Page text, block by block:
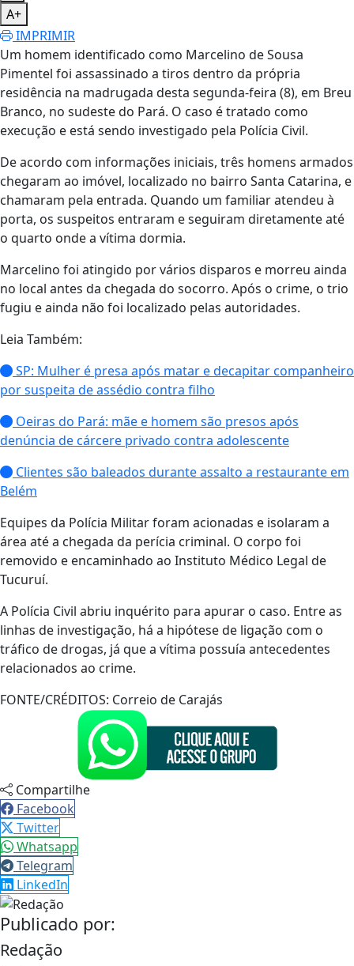
A+
IMPRIMIR
Um homem identificado como Marcelino de Sousa
Pimentel foi assassinado a tiros dentro da própria
residência na madrugada desta segunda-feira (8), em Breu
Branco, no sudeste do Pará. O caso é tratado como
execução e está sendo investigado pela Polícia Civil.
De acordo com informações iniciais, três homens armados
chegaram ao imóvel, localizado no bairro Santa Catarina, e
chamaram pela entrada. Quando um familiar atendeu à
porta, os suspeitos entraram e seguiram diretamente até
o quarto onde a vítima dormia.
Marcelino foi atingido por vários disparos e morreu ainda
no local antes da chegada do socorro. Após o crime, o trio
fugiu e ainda não foi localizado pelas autoridades.
Leia Também:
SP: Mulher é presa após matar e decapitar companheiro
por suspeita de assédio contra filho
Oeiras do Pará: mãe e homem são presos após
denúncia de cárcere privado contra adolescente
Clientes são baleados durante assalto a restaurante em
Belém
Equipes da Polícia Militar foram acionadas e isolaram a
área até a chegada da perícia criminal. O corpo foi
removido e encaminhado ao Instituto Médico Legal de
Tucuruí.
A Polícia Civil abriu inquérito para apurar o caso. Entre as
linhas de investigação, há a hipótese de ligação com o
tráfico de drogas, já que a vítima possuía antecedentes
relacionados ao crime.
FONTE/CRÉDITOS: Correio de Carajás
Compartilhe
Facebook
Twitter
Whatsapp
Telegram
LinkedIn
Publicado por:
Redação